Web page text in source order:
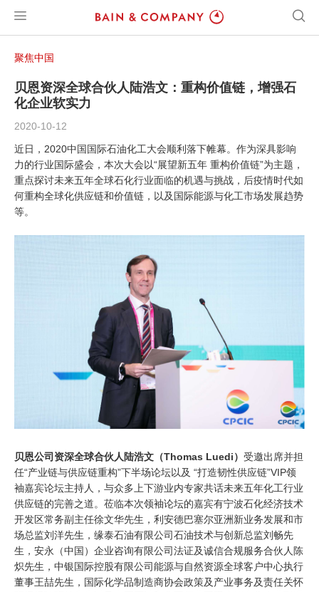
聚焦中国
贝恩资深全球合伙人陆浩文：重构价值链，增强石
化企业软实力
2020-10-12
近日，2020中国国际石油化工大会顺利落下帷幕。作为深具影响
力的行业国际盛会，本次大会以“展望新五年 重构价值链”为主题，
重点探讨未来五年全球石化行业面临的机遇与挑战，后疫情时代如
何重构全球化供应链和价值链，以及国际能源与化工市场发展趋势
等。
贝恩公司资深全球合伙人陆浩文（Thomas Luedi） 受邀出席并担
任“产业链与供应链重构”下半场论坛以及 “打造韧性供应链”VIP领
袖嘉宾论坛主持人，与众多上下游业内专家共话未来五年化工行业
供应链的完善之道。莅临本次领袖论坛的嘉宾有宁波石化经济技术
开发区常务副主任徐文华先生，利安德巴塞尔亚洲新业务发展和市
场总监刘洋先生，缘泰石油有限公司石油技术与创新总监刘畅先
生，安永（中国）企业咨询有限公司法证及诚信合规服务合伙人陈
炽先生，中银国际控股有限公司能源与自然资源全球客户中心执行
董事王喆先生，国际化学品制造商协会政策及产业事务及责任关怀